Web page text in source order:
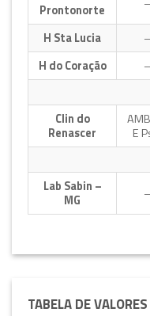
Prontonorte
H Sta Lucia
–
H do Coração
–
Clin do
Renascer
E
Lab Sabin –
MG
–
TABELA DE